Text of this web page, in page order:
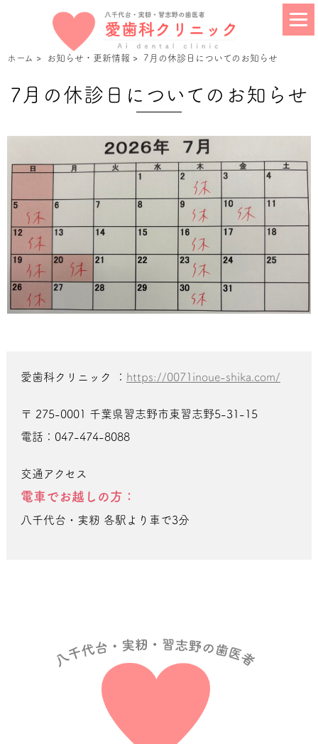
ホーム > お知らせ・更新情報 > 7月の休診日についてのお知らせ
7月の休診日についてのお知らせ
愛歯科クリニック ： https://0071inoue-shika.com/
〒 275-0001 千葉県習志野市東習志野5-31-15
電話：047-474-8088
交通アクセス
電車でお越しの方：
八千代台・実籾 各駅より車で3分